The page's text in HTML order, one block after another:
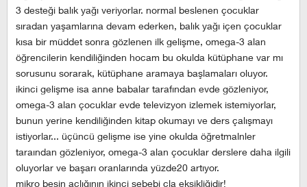
3 desteği balık yağı veriyorlar. normal beslenen çocuklar
sıradan yaşamlarına devam ederken, balık yağı içen çocuklar
kısa bir müddet sonra gözlenen ilk gelişme, omega-3 alan
öğrencilerin kendiliğinden hocam bu okulda kütüphane var mı
sorusunu sorarak, kütüphane aramaya başlamaları oluyor.
ikinci gelişme isa anne babalar tarafından evde gözleniyor,
omega-3 alan çocuklar evde televizyon izlemek istemiyorlar,
bunun yerine kendiliğinden kitap okumayı ve ders çalışmayı
istiyorlar... üçüncü gelişme ise yine okulda öğretmalnler
taraından gözleniyor, omega-3 alan çocuklar derslere daha ilgili
oluyorlar ve başarı oranlarında yüzde20 artıyor.
mikro besin açlığının ikinci sebebi cla eksikliğidir!